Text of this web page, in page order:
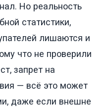
Но реальность
статистики,
лишаются и
что не проверили
запрет на
— всё это может
даже если внешне